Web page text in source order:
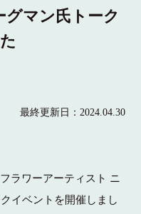
グマン氏トーク
最終更新日： 2024.04.30
ラワーアーティスト ニ
イベントを開催しまし